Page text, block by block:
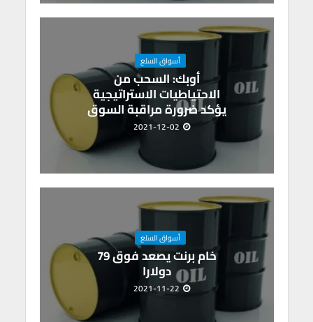
أسواق السلع
أوبك: السحب من
الاحتياطيات الاستراتيجية
يؤكد ضرورة مراقبة السوق
2021-12-02
أسواق السلع
خام برنت يصعد فوق 79
دولارا
2021-11-22